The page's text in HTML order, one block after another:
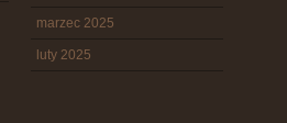
marzec 2025
luty 2025